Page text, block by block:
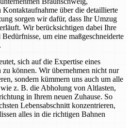
Kontaktaufnahme über die detaillierte
sorgen wir dafür, dass Ihr Umzug
Wir berücksichtigen dabei Ihre
um eine maßgeschneiderte
sich auf die Expertise eines
zu können. Wir übernehmen nicht nur
sondern kümmern uns auch um alle
z. B. die Abholung von Altlasten,
in Ihrem neuen Zuhause. So
Lebensabschnitt konzentrieren,
alles in die richtigen Bahnen